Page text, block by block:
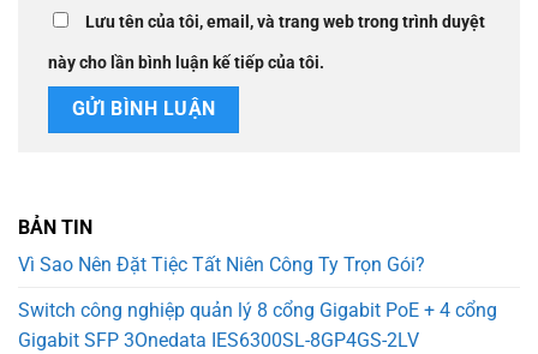
Lưu tên của tôi, email, và trang web trong trình duyệt
này cho lần bình luận kế tiếp của tôi.
BẢN TIN
Vì Sao Nên Đặt Tiệc Tất Niên Công Ty Trọn Gói?
Switch công nghiệp quản lý 8 cổng Gigabit PoE + 4 cổng
Gigabit SFP 3Onedata IES6300SL-8GP4GS-2LV